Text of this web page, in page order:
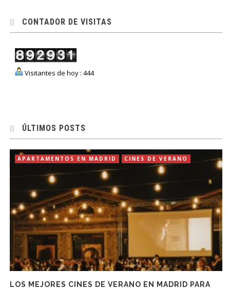
CONTADOR DE VISITAS
Visitantes de hoy : 444
ÚLTIMOS POSTS
APARTAMENTOS EN MADRID CINES DE VERANO
LOS MEJORES CINES DE VERANO EN MADRID PARA